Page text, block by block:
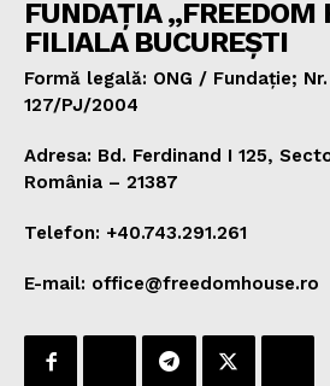
FUNDAȚIA „FREEDOM
FILIALA BUCUREȘTI
Formă legală: ONG / Fundație;
127/PJ/2004
Adresa: Bd. Ferdinand I 125,
România – 21387
Telefon: +40.743.291.261
E-mail: office@freedomhouse.ro